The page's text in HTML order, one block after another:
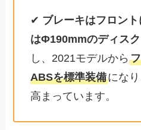
✔ ブレーキはフロン
はΦ190mmのディス
し、2021モデルから
ABSを標準装備にな
高まっています。